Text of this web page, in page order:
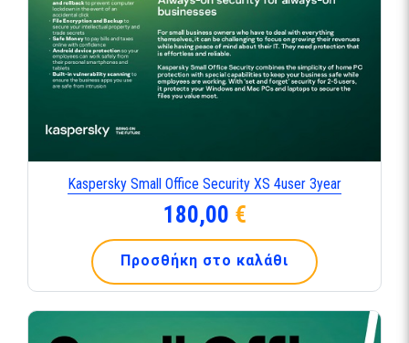
Kaspersky Small Office Security XS 4user 3year
180,00 €
Προσθήκη στο καλάθι